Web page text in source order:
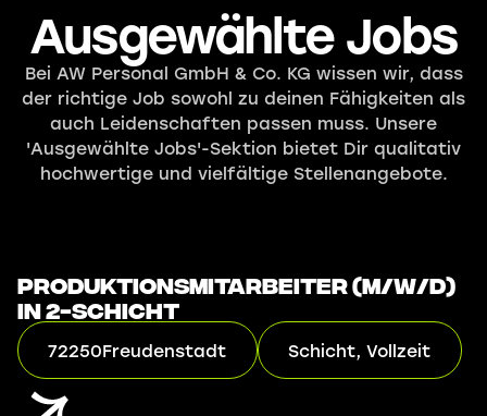
Ausgewählte Jobs
Bei AW Personal GmbH & Co. KG wissen wir, dass
der richtige Job sowohl zu deinen Fähigkeiten als
auch Leidenschaften passen muss. Unsere
'Ausgewählte Jobs'-Sektion bietet Dir qualitativ
hochwertige und vielfältige Stellenangebote.
Produktionsmitarbeiter (m/w/d)
in 2-Schicht
72250Freudenstadt Schicht, Vollzeit